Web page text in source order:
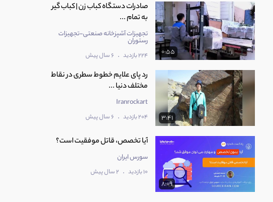
0:55
صادرات دستگاه کباب زن | کباب گیر
به تمام ...
تجهیزات آشپزخانه صنعتی-تجهیزات
رستوران
224 بازدید . 6 سال پیش
3:41
رد پای علایم خطوط سطری در نقاط
مختلف دنیا ...
Iranrockart
204 بازدید . 6 سال پیش
8:09
آیا تخصص، قاتل موفقیت است؟
سورس ایران
10 بازدید . 2 سال پیش